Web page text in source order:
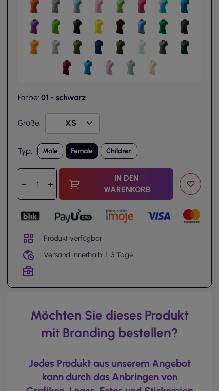
Farbe: 01 - schwarz
Größe:
Typ: Male Female Children
IN DEN
WARENKORB
Produkt verfügbar
Versand innerhalb: 1-3 Tage
Möchten Sie dieses Produkt
mit Branding bestellen?
Jedes Produkt aus unserem Angebot
kann durch das Anbringen von